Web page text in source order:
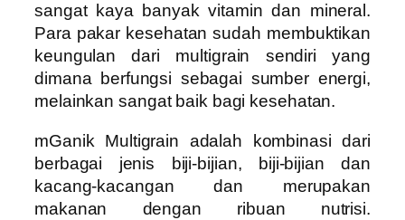
sangat kaya banyak vitamin dan mineral.
Para pakar kesehatan sudah membuktikan
keungulan dari multigrain sendiri yang
dimana berfungsi sebagai sumber energi,
melainkan sangat baik bagi kesehatan.
mGanik Multigrain adalah kombinasi dari
berbagai jenis biji-bijian, biji-bijian dan
kacang-kacangan dan merupakan
makanan dengan ribuan nutrisi.